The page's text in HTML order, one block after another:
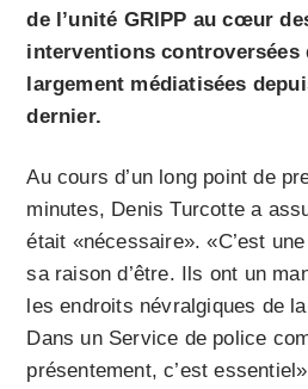
de l’unité GRIPP au cœur
interventions controversées
largement médiatisées
dernier.
Au cours d’un long point de
minutes, Denis Turcotte a
était «nécessaire». «C’est
sa raison d’être. Ils ont un
les endroits névralgiques de
Dans un Service de police
présentement, c’est